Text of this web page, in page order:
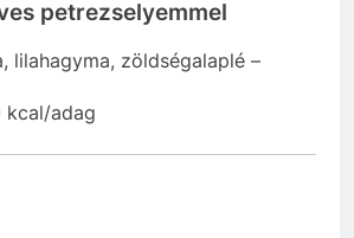
petrezselyemmel
lilahagyma, zöldségalaplé –
kcal/adag